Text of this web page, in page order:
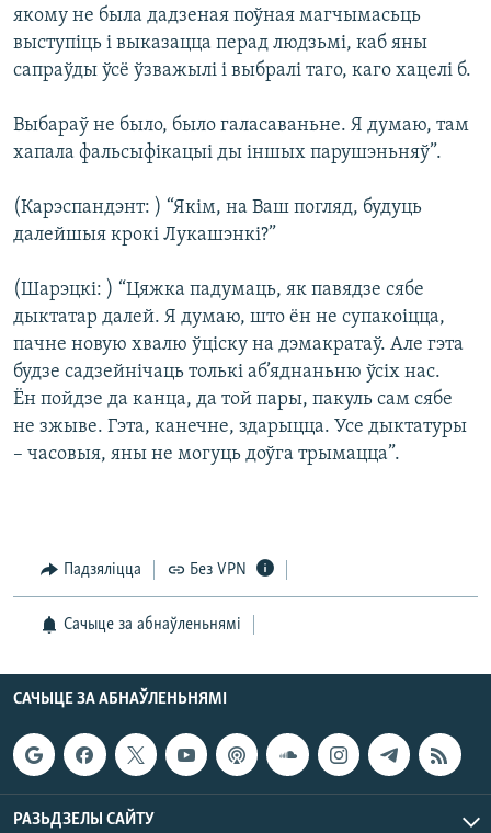
якому не была дадзеная поўная магчымасьць
выступіць і выказацца перад людзьмі, каб яны
сапраўды ўсё ўзважылі і выбралі таго, каго хацелі б.
Выбараў не было, было галасаваньне. Я думаю, там
хапала фальсыфікацыі ды іншых парушэньняў”.
(Карэспандэнт: ) “Якім, на Ваш погляд, будуць
далейшыя крокі Лукашэнкі?”
(Шарэцкі: ) “Цяжка падумаць, як павядзе сябе
дыктатар далей. Я думаю, што ён не супакоіцца,
пачне новую хвалю ўціску на дэмакратаў. Але гэта
будзе садзейнічаць толькі аб’яднаньню ўсіх нас.
Ён пойдзе да канца, да той пары, пакуль сам сябе
не зжыве. Гэта, канечне, здарыцца. Усе дыктатуры
– часовыя, яны не могуць доўга трымацца”.
Падзяліцца Без VPN
Сачыце за абнаўленьнямі
САЧЫЦЕ ЗА АБНАЎЛЕНЬНЯМІ
РАЗЬДЗЕЛЫ САЙТУ